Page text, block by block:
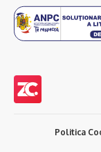
Politica